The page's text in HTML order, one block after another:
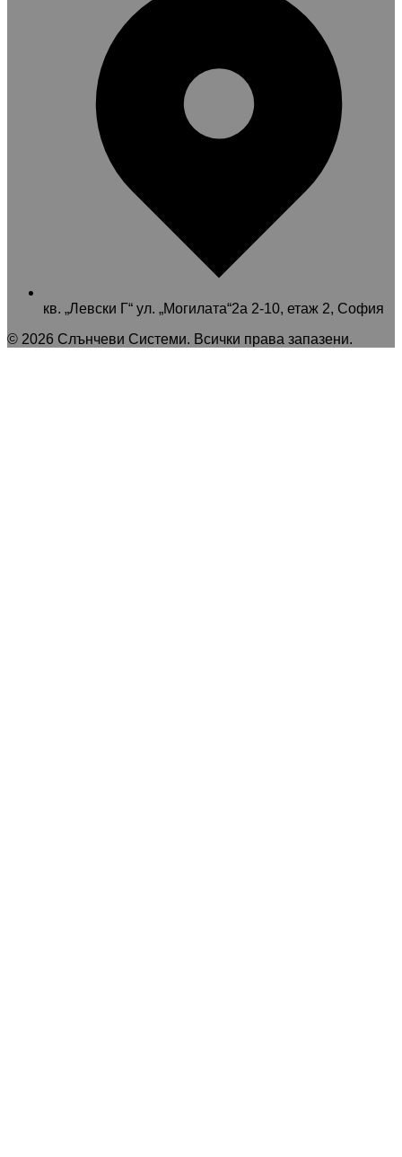
кв. „Левски Г“ ул. „Могилата“2а 2-10, етаж 2, София
© 2026 Слънчеви Системи. Всички права запазени.